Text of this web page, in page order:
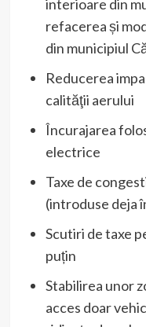
interioare din
refacerea și
din municipiul
Reducerea
calităţii aerului
Încurajarea
electrice
Taxe de
(introduse deja
Scutiri de taxe
puțin
Stabilirea unor
acces doar